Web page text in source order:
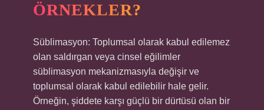
ÖRNEKLER?
Süblimasyon: Toplumsal olarak kabul edilemez
olan saldırgan veya cinsel eğilimler
süblimasyon mekanizmasıyla değişir ve
toplumsal olarak kabul edilebilir hale gelir.
Örneğin, şiddete karşı güçlü bir dürtüsü olan bir